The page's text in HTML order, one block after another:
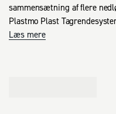
sammensætning af flere
Plastmo Plast
genanvendelig blyfri hård
Læs mere